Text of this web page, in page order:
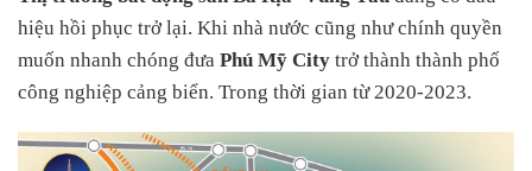
hiệu hồi phục trở lại. Khi nhà nước cũng như chính quyền
muốn nhanh chóng đưa Phú Mỹ City trở thành thành phố
công nghiệp cảng biển. Trong thời gian từ 2020-2023.